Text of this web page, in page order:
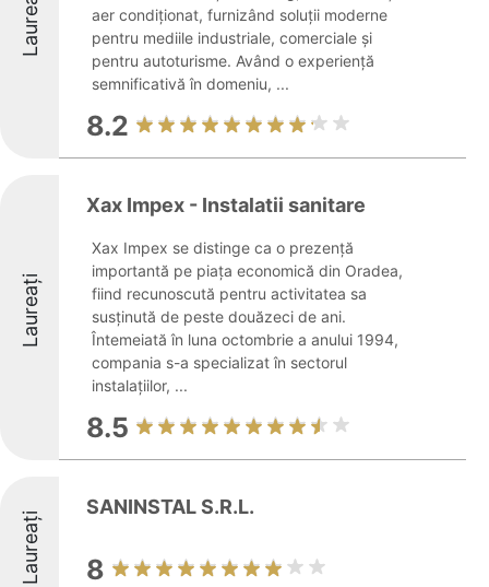
Laureați
aer condiționat, furnizând soluții moderne
pentru mediile industriale, comerciale și
pentru autoturisme. Având o experiență
semnificativă în domeniu, ...
8.2
Laureați
Xax Impex - Instalatii sanitare
Xax Impex se distinge ca o prezență
importantă pe piața economică din Oradea,
fiind recunoscută pentru activitatea sa
susținută de peste douăzeci de ani.
Întemeiată în luna octombrie a anului 1994,
compania s-a specializat în sectorul
instalațiilor, ...
8.5
Laureați
SANINSTAL S.R.L.
8